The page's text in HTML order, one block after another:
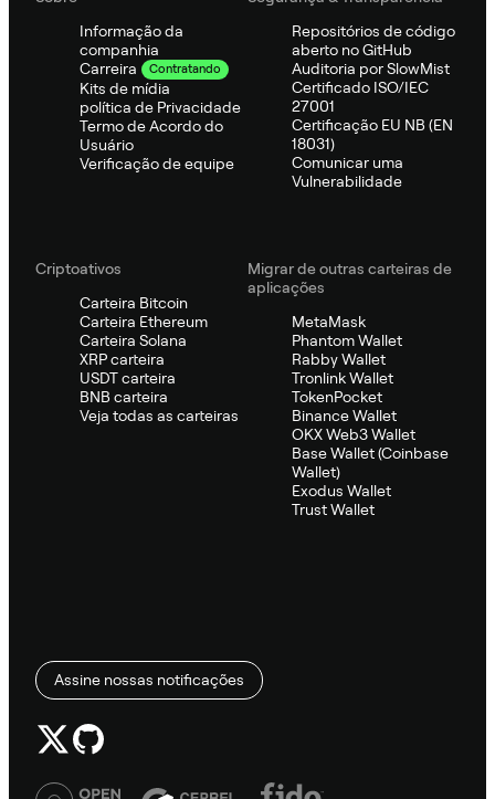
Informação da
companhia
Carreira
Contratando
Kits de mídia
política de Privacidade
Termo de Acordo do
Usuário
Verificação de equipe
Repositórios de código
aberto no GitHub
Auditoria por SlowMist
Certificado ISO/IEC
27001
Certificação EU NB (EN
18031)
Comunicar uma
Vulnerabilidade
Criptoativos
Carteira Bitcoin
Carteira Ethereum
Carteira Solana
XRP carteira
USDT carteira
BNB carteira
Veja todas as carteiras
Migrar de outras carteiras de
aplicações
MetaMask
Phantom Wallet
Rabby Wallet
Tronlink Wallet
TokenPocket
Binance Wallet
OKX Web3 Wallet
Base Wallet (Coinbase
Wallet)
Exodus Wallet
Trust Wallet
Assine nossas notificações